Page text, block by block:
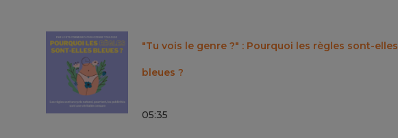
"Tu vois le genre ?" : Pourquoi les règles sont-elles
bleues ?
05:35